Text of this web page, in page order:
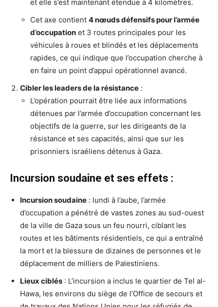
et elle s’est maintenant étendue à 4 kilomètres.
Cet axe contient 4 nœuds défensifs pour l’armée
d’occupation et 3 routes principales pour les
véhicules à roues et blindés et les déplacements
rapides, ce qui indique que l’occupation cherche à
en faire un point d’appui opérationnel avancé.
Cibler les leaders de la résistance :
L’opération pourrait être liée aux informations
détenues par l’armée d’occupation concernant les
objectifs de la guerre, sur les dirigeants de la
résistance et ses capacités, ainsi que sur les
prisonniers israéliens détenus à Gaza.
Incursion soudaine et ses effets :
Incursion soudaine : lundi à l’aube, l’armée
d’occupation a pénétré de vastes zones au sud-ouest
de la ville de Gaza sous un feu nourri, ciblant les
routes et les bâtiments résidentiels, ce qui a entraîné
la mort et la blessure de dizaines de personnes et le
déplacement de milliers de Palestiniens.
Lieux ciblés : L’incursion a inclus le quartier de Tel al-
Hawa, les environs du siège de l’Office de secours et